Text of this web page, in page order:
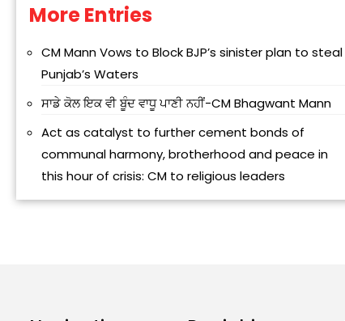
Alternative:
More Entries
CM Mann Vows to Block BJP’s sinister plan to steal
Punjab’s Waters
ਸਾਡੇ ਕੋਲ ਇਕ ਵੀ ਬੂੰਦ ਵਾਧੂ ਪਾਣੀ ਨਹੀਂ-CM Bhagwant Mann
Act as catalyst to further cement bonds of
communal harmony, brotherhood and peace in
this hour of crisis: CM to religious leaders